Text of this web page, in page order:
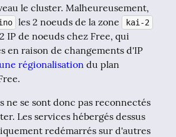
les 2 noeuds de la zone kai-2
IP de noeuds chez Free, qui
en raison de changements d'IP
régionalisation du plan
ne se sont donc pas reconnectés
Les services hébergés dessus
redémarrés sur d'autres